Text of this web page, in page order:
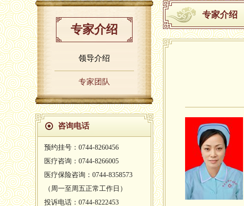
专家介绍
领导介绍
专家团队
咨询电话
预约挂号：0744-8260456
医疗咨询：0744-8266005
医疗保险咨询：0744-8358573
（周一至周五正常工作日）
投诉电话：0744-8222453
专家介绍